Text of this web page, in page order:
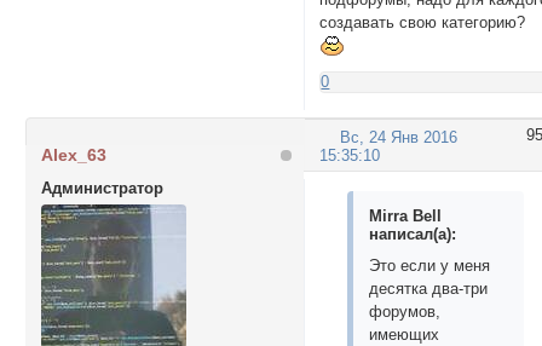
создавать свою категорию?
0
95
Вс, 24 Янв 2016
15:35:10
Alex_63
Администратор
Mirra Bell
написал(а):
Это если у меня
десятка два-три
форумов,
имеющих